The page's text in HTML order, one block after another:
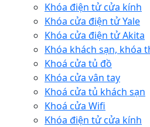
Khóa điện tử cửa kính
Khóa cửa điện tử Yale
Khóa cửa điện tử Akita
Khóa khách sạn, khóa
Khoá cửa tủ đồ
Khóa cửa vân tay
Khoá cửa tủ khách sạn
Khoá cửa Wifi
Khóa điện tử cửa kính